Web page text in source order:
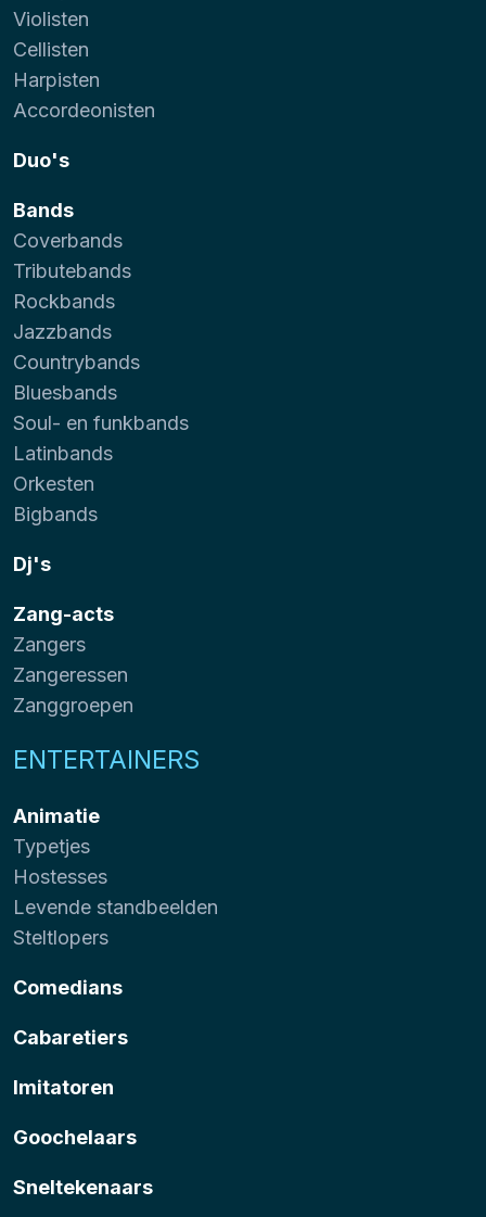
Violisten
Cellisten
Harpisten
Accordeonisten
Duo's
Bands
Coverbands
Tributebands
Rockbands
Jazzbands
Countrybands
Bluesbands
Soul- en funkbands
Latinbands
Orkesten
Bigbands
Dj's
Zang-acts
Zangers
Zangeressen
Zanggroepen
ENTERTAINERS
Animatie
Typetjes
Hostesses
Levende standbeelden
Steltlopers
Comedians
Cabaretiers
Imitatoren
Goochelaars
Sneltekenaars